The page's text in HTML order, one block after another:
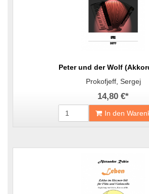
Peter und der Wolf
Prokofjeff, Sergej
14,80 €*
In den